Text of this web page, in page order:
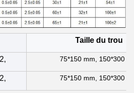
Taille du trou
75*150 mm, 150*300
75*150 mm, 150*300